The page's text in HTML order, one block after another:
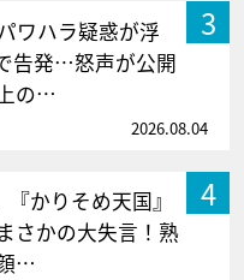
3
ワハラ疑惑が浮
告発…怒声が公開
の…
2026.08.04
4
かりそめ天国』
さかの大失言！熟
…